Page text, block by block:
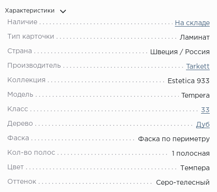
Характеристики
Наличие На складе
Тип карточки Ламинат
Страна Швеция / Россия
Производитель Tarkett
Коллекция Estetica 933
Модель Tempera
Класс 33
Дерево Дуб
Фаска Фаска по периметру
Кол-во полос 1 полосная
Цвет Темпера
Оттенок Серо-телесный